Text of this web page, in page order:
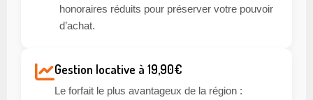
honoraires réduits pour préserver votre pouvoir
d’achat.
Gestion locative à 19,90€
Le forfait le plus avantageux de la région :